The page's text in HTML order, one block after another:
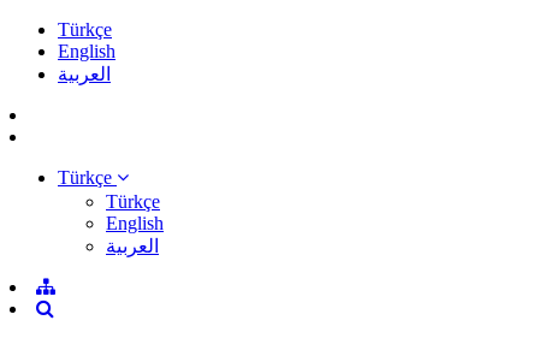
Türkçe
English
العربية
Türkçe
Türkçe
English
العربية